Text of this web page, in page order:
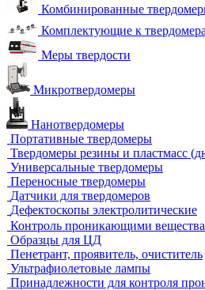
Комбинированные
Комплектующие к
Меры твердости
Микротвердомеры
Нанотвердомеры
Портативные твердомеры
Твердомеры резины и пластмасс
Универсальные твердомеры
Переносные твердомеры
Датчики для твердомеров
Дефектоскопы электролитические
Контроль проникающими
Образцы для ЦД
Пенетрант, проявитель, очиститель
Ультрафиолетовые лампы
Принадлежности для контроля